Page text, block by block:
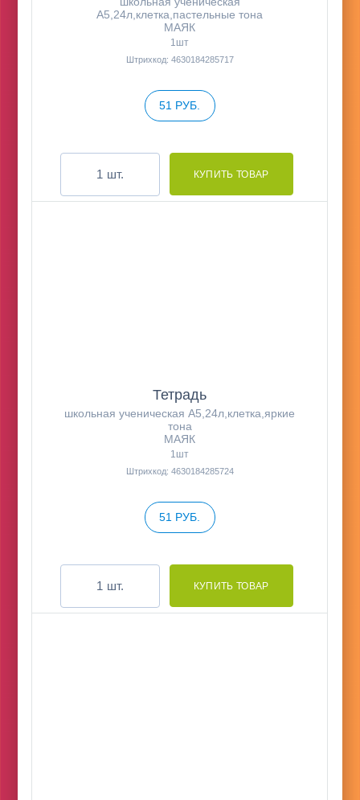
А5,24л,клетка,пастельные тона
МАЯК
1шт
Штрихкод: 4630184285717
51 РУБ.
шт.
Тетрадь
школьная ученическая А5,24л,клетка,яркие
тона
МАЯК
1шт
Штрихкод: 4630184285724
51 РУБ.
шт.